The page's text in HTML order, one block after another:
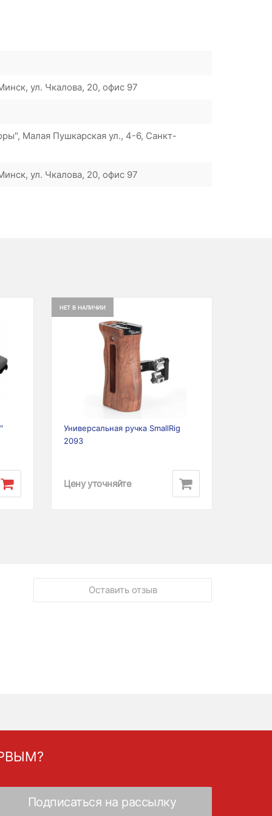
ул. Чкалова, 20, офис 97
Малая Пушкарская ул., 4-6, Санкт-
ул. Чкалова, 20, офис 97
НЕТ В НАЛИЧИИ
Previous
Универсальная ручка SmallRig
2093
Цену уточняйте
Оставить отзыв